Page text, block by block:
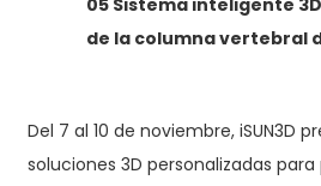
05 Sistema inteligente
de la columna vertebral
Del 7 al 10 de noviembre, iSUN3D
soluciones 3D personalizadas